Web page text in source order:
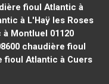
fioul Atlantic à
à L'Haÿ les Roses
Montluel 01120
chaudière fioul
fioul Atlantic à Cuers